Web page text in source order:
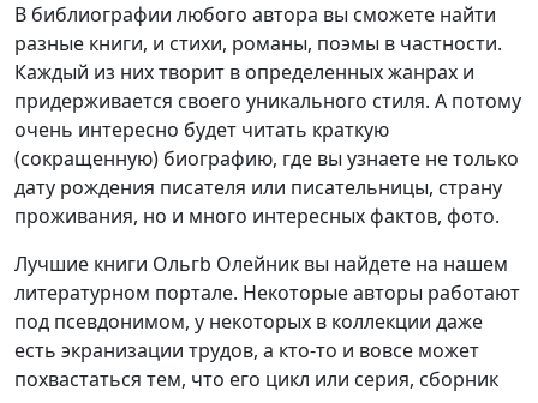
В библиографии любого автора вы сможете найти
разные книги, и стихи, романы, поэмы в частности.
Каждый из них творит в определенных жанрах и
придерживается своего уникального стиля. А потому
очень интересно будет читать краткую
(сокращенную) биографию, где вы узнаете не только
дату рождения писателя или писательницы, страну
проживания, но и много интересных фактов, фото.
Лучшие книги Ольгb Олейник вы найдете на нашем
литературном портале. Некоторые авторы работают
под псевдонимом, у некоторых в коллекции даже
есть экранизации трудов, а кто-то и вовсе может
похвастаться тем, что его цикл или серия, сборник